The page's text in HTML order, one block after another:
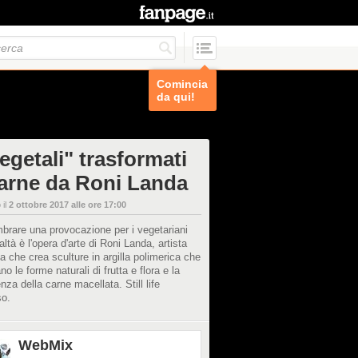
Comincia
da qui!
trasformati
da Roni Landa
il 2 ottobre 2017 alle ore 17:00
una provocazione per i vegetariani
è l'opera d'arte di Roni Landa, artista
che crea sculture in argilla polimerica che
le forme naturali di frutta e flora e la
della carne macellata. Still life
WebMix